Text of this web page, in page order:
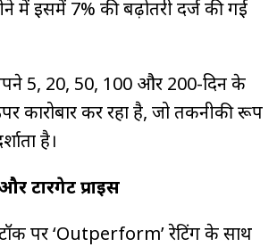
में इसमें 7% की बढ़ोतरी दर्ज की गई
5, 20, 50, 100 और 200-दिन के
कारोबार कर रहा है, जो तकनीकी रूप
है।
टारगेट प्राइस
पर ‘Outperform’ रेटिंग के साथ